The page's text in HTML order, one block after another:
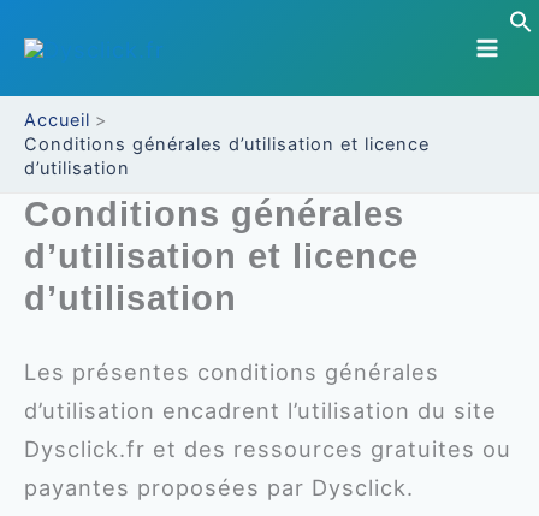
au
contenu
Accueil
Conditions générales d’utilisation et licence
d’utilisation
Conditions générales
d’utilisation et licence
d’utilisation
Les présentes conditions générales
d’utilisation encadrent l’utilisation du site
Dysclick.fr et des ressources gratuites ou
payantes proposées par Dysclick.